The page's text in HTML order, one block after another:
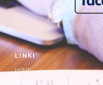
LINKI
HOME